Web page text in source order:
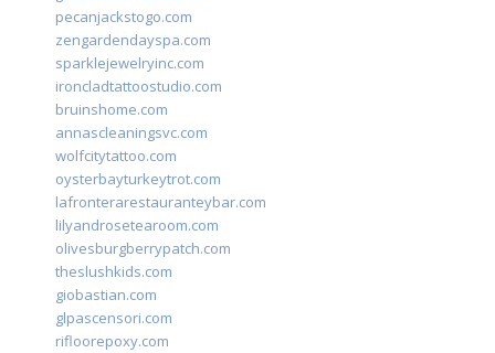
pecanjackstogo.com
zengardendayspa.com
sparklejewelryinc.com
ironcladtattoostudio.com
bruinshome.com
annascleaningsvc.com
wolfcitytattoo.com
oysterbayturkeytrot.com
lafronterarestauranteybar.com
lilyandrosetearoom.com
olivesburgberrypatch.com
theslushkids.com
giobastian.com
glpascensori.com
rifloorepoxy.com